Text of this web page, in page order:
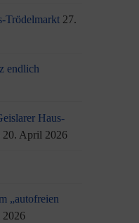
Trödelmarkt 27.
endlich
Haus-
20. April 2026
„autofreien
2026